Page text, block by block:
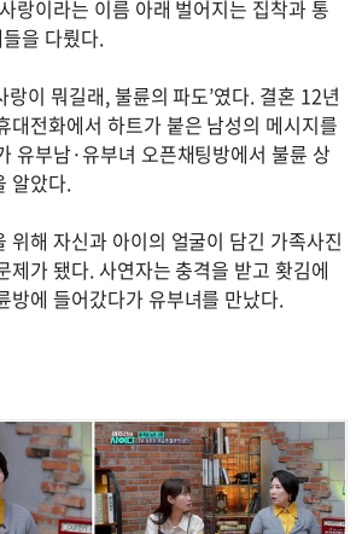
랑이라는 이름 아래 벌어지는 집착과 통
을 다뤘다.
랑이 뭐길래, 불륜의 파도’였다. 결혼 12년
대전화에서 하트가 붙은 남성의 메시지를
유부남·유부녀 오픈채팅방에서 불륜 상
알았다.
위해 자신과 아이의 얼굴이 담긴 가족사진
제가 됐다. 사연자는 충격을 받고 홧김에
방에 들어갔다가 유부녀를 만났다.